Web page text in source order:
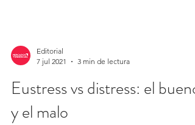
Editorial
7 jul 2021
3 min de lectura
Eustress vs distress: el bueno
y el malo